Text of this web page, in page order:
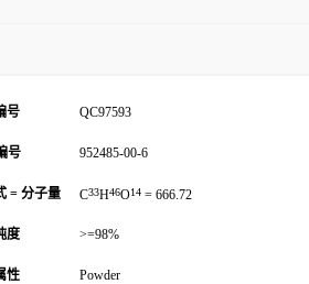
号 QC97593
号 952485-00-6
= 分子量 C33H46O14 = 666.72
度 >=98%
性 Powder